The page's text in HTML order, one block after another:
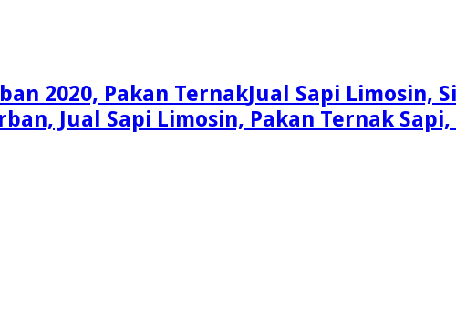
Jual Sapi Limosin,
Jual Sapi Limosin, Pakan Ternak